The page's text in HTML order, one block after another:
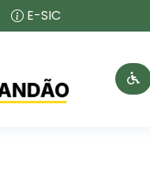
E-SIC